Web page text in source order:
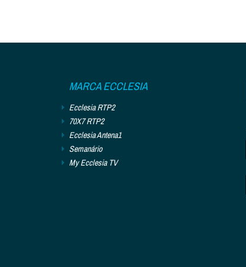
MARCA ECCLESIA
Ecclesia RTP2
70X7 RTP2
Ecclesia Antena1
Semanário
My Ecclesia TV